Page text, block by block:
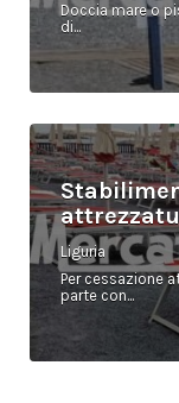
Doccia mare o
di...
Liguria
Per cessazione
parte con...